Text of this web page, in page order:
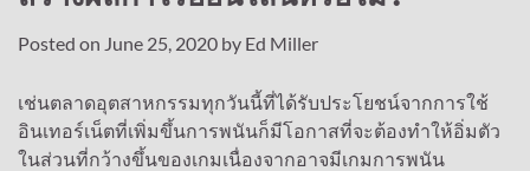
Posted on June 25, 2020 by Ed Miller
เช่นตลาดอุตสาหกรรมทุกวันนี้ที่ได้รับประโยชน์จากการใช้
อินเทอร์เน็ตที่เพิ่มขึ้นการพนันก็มีโอกาสที่จะต้องทำให้อิ่มตัว
ในส่วนที่กว้างขึ้นของเกมเนื่องจากอาจมีเกมการพนัน